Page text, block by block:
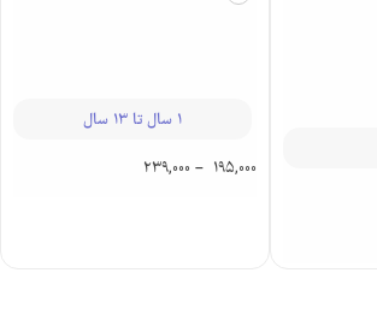
1 سال تا 13 سال
195,000
–
239,000